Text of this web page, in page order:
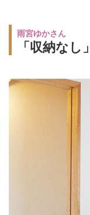
雨宮ゆかさん
「収納な